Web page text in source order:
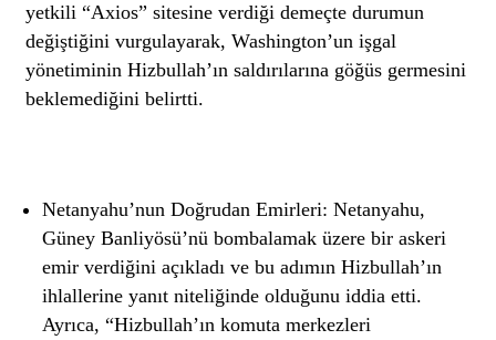
yetkili “Axios” sitesine verdiği demeçte durumun
değiştiğini vurgulayarak, Washington’un işgal
yönetiminin Hizbullah’ın saldırılarına göğüs germesini
beklemediğini belirtti.
Netanyahu’nun Doğrudan Emirleri: Netanyahu,
Güney Banliyösü’nü bombalamak üzere bir askeri
emir verdiğini açıkladı ve bu adımın Hizbullah’ın
ihlallerine yanıt niteliğinde olduğunu iddia etti.
Ayrıca, “Hizbullah’ın komuta merkezleri